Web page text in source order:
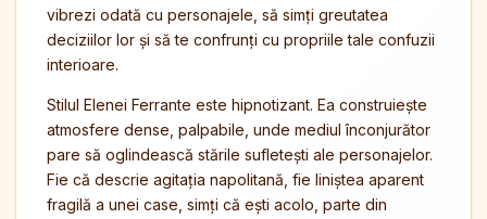
vibrezi odată cu personajele, să simți greutatea
deciziilor lor și să te confrunți cu propriile tale confuzii
interioare.
Stilul Elenei Ferrante este hipnotizant. Ea construiește
atmosfere dense, palpabile, unde mediul înconjurător
pare să oglindească stările sufletești ale personajelor.
Fie că descrie agitația napolitană, fie liniștea aparent
fragilă a unei case, simți că ești acolo, parte din